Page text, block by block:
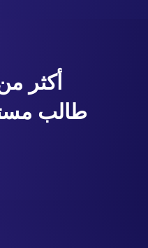
أكثر من 10
طالب